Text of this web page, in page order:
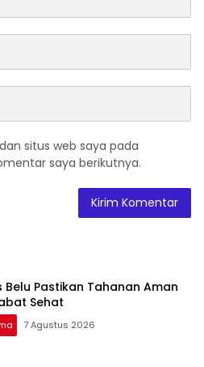
situs web saya pada
saya berikutnya.
Belu Pastikan Tahanan Aman
Sehat
7 Agustus 2026